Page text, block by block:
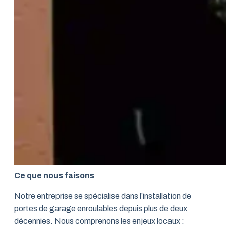
Ce que nous faisons
Notre entreprise se spécialise dans l’installation de
portes de garage enroulables depuis plus de deux
décennies. Nous comprenons les enjeux locaux :